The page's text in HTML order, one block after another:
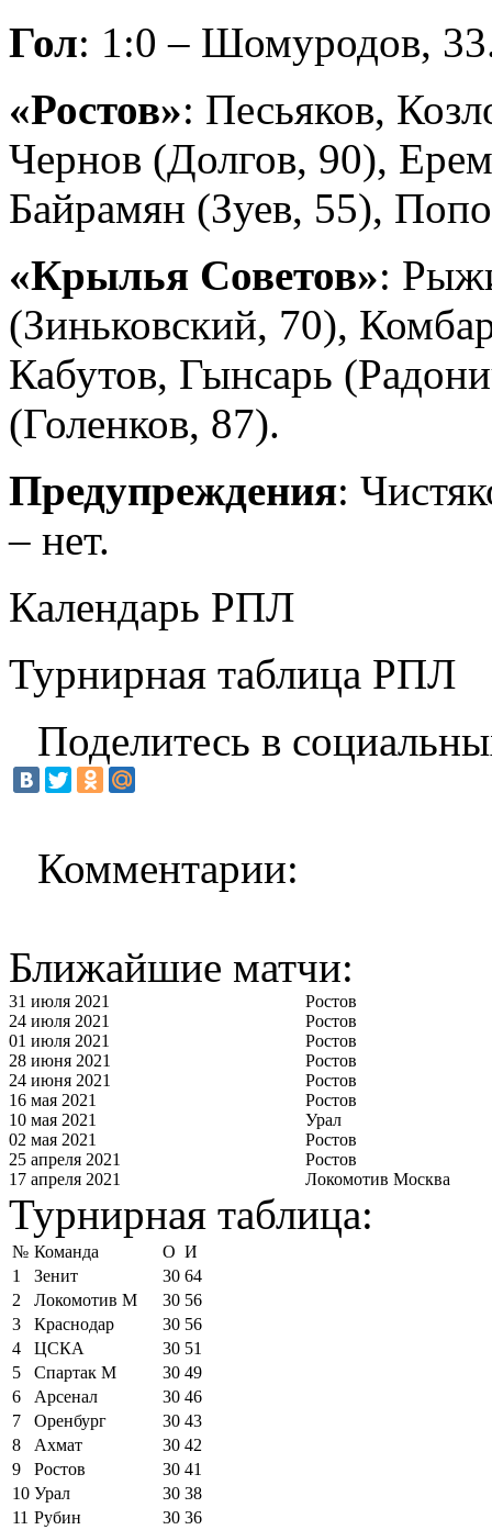
Гол: 1:0 – Шомуродов,
«Ростов»: Песьяков,
Чернов (Долгов, 90),
Байрамян (Зуев, 55),
«Крылья Советов»:
(Зиньковский, 70),
Кабутов, Гынсарь
(Голенков, 87).
Предупреждения:
– нет.
Календарь РПЛ
Турнирная таблица РПЛ
Поделитесь в
Комментарии:
Ближайшие матчи:
31 июля 2021
Ростов
24 июля 2021
Ростов
01 июля 2021
Ростов
28 июня 2021
Ростов
24 июня 2021
Ростов
16 мая 2021
Ростов
10 мая 2021
Урал
02 мая 2021
Ростов
25 апреля 2021
Ростов
17 апреля 2021
Локомотив Москва
Турнирная таблица:
№ Команда О И
1
Зенит 30 64
2
Локомотив М 30 56
3
Краснодар 30 56
4
ЦСКА 30 51
5
Спартак М 30 49
6
Арсенал 30 46
7
Оренбург 30 43
8
Ахмат 30 42
9
Ростов 30 41
10 Урал 30 38
11 Рубин 30 36